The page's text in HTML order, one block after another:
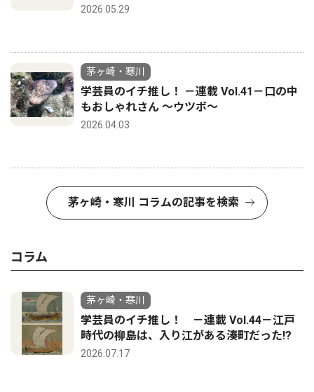
2026.05.29
茅ヶ崎・寒川
学芸員のイチ推し！ －連載 Vol.41－口の中
もおしゃれさん ～ウツボ～
2026.04.03
茅ヶ崎・寒川 コラムの記事を検索
コラム
茅ヶ崎・寒川
学芸員のイチ推し！ －連載 Vol.44－江戸
時代の柳島は、入り江がある湊町だった!?
2026.07.17